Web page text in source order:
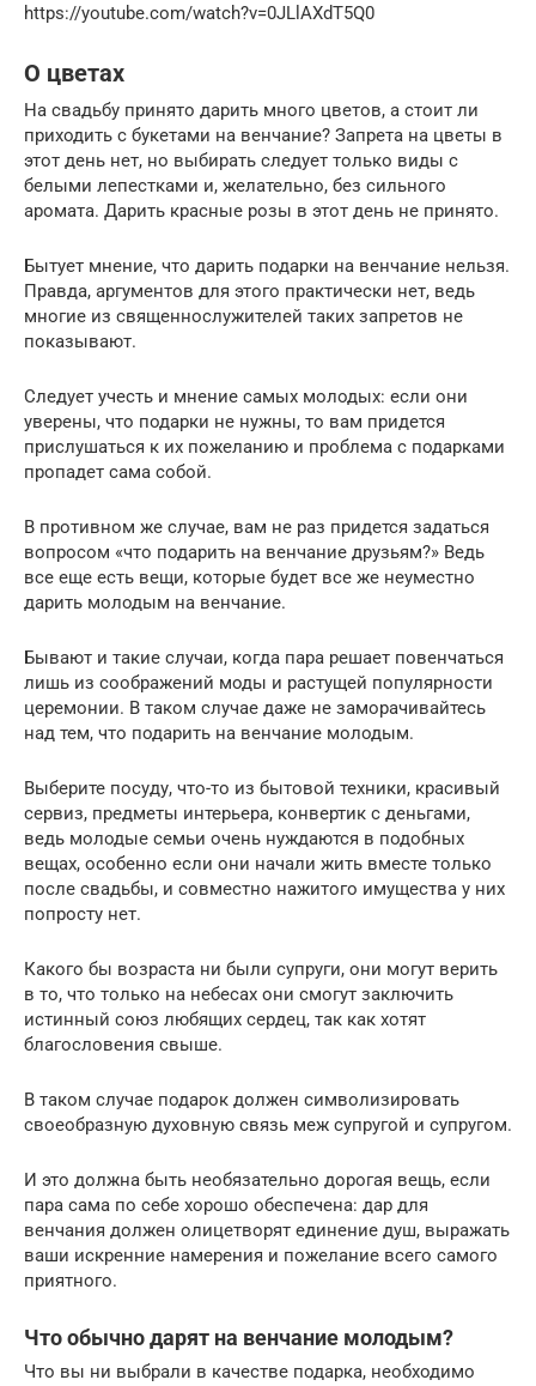
https://youtube.com/watch?v=0JLlAXdT5Q0
О цветах
На свадьбу принято дарить много цветов, а стоит ли
приходить с букетами на венчание? Запрета на цветы в
этот день нет, но выбирать следует только виды с
белыми лепестками и, желательно, без сильного
аромата. Дарить красные розы в этот день не принято.
Бытует мнение, что дарить подарки на венчание нельзя.
Правда, аргументов для этого практически нет, ведь
многие из священнослужителей таких запретов не
показывают.
Следует учесть и мнение самых молодых: если они
уверены, что подарки не нужны, то вам придется
прислушаться к их пожеланию и проблема с подарками
пропадет сама собой.
В противном же случае, вам не раз придется задаться
вопросом «что подарить на венчание друзьям?» Ведь
все еще есть вещи, которые будет все же неуместно
дарить молодым на венчание.
Бывают и такие случаи, когда пара решает повенчаться
лишь из соображений моды и растущей популярности
церемонии. В таком случае даже не заморачивайтесь
над тем, что подарить на венчание молодым.
Выберите посуду, что-то из бытовой техники, красивый
сервиз, предметы интерьера, конвертик с деньгами,
ведь молодые семьи очень нуждаются в подобных
вещах, особенно если они начали жить вместе только
после свадьбы, и совместно нажитого имущества у них
попросту нет.
Какого бы возраста ни были супруги, они могут верить
в то, что только на небесах они смогут заключить
истинный союз любящих сердец, так как хотят
благословения свыше.
В таком случае подарок должен символизировать
своеобразную духовную связь меж супругой и супругом.
И это должна быть необязательно дорогая вещь, если
пара сама по себе хорошо обеспечена: дар для
венчания должен олицетворят единение душ, выражать
ваши искренние намерения и пожелание всего самого
приятного.
Что обычно дарят на венчание молодым?
Что вы ни выбрали в качестве подарка, необходимо